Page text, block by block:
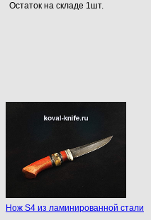
Остаток на складе 1шт.
Нож S4 из ламинированной стали